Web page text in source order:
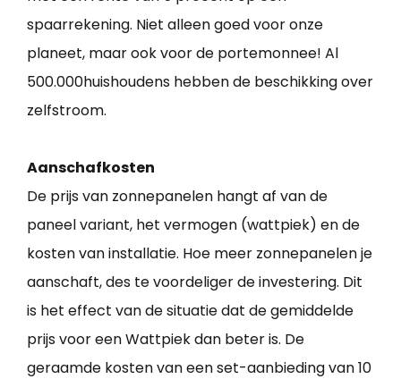
spaarrekening. Niet alleen goed voor onze
planeet, maar ook voor de portemonnee! Al
500.000huishoudens hebben de beschikking over
zelfstroom.
Aanschafkosten
De prijs van zonnepanelen hangt af van de
paneel variant, het vermogen (wattpiek) en de
kosten van installatie. Hoe meer zonnepanelen je
aanschaft, des te voordeliger de investering. Dit
is het effect van de situatie dat de gemiddelde
prijs voor een Wattpiek dan beter is. De
geraamde kosten van een set-aanbieding van 10